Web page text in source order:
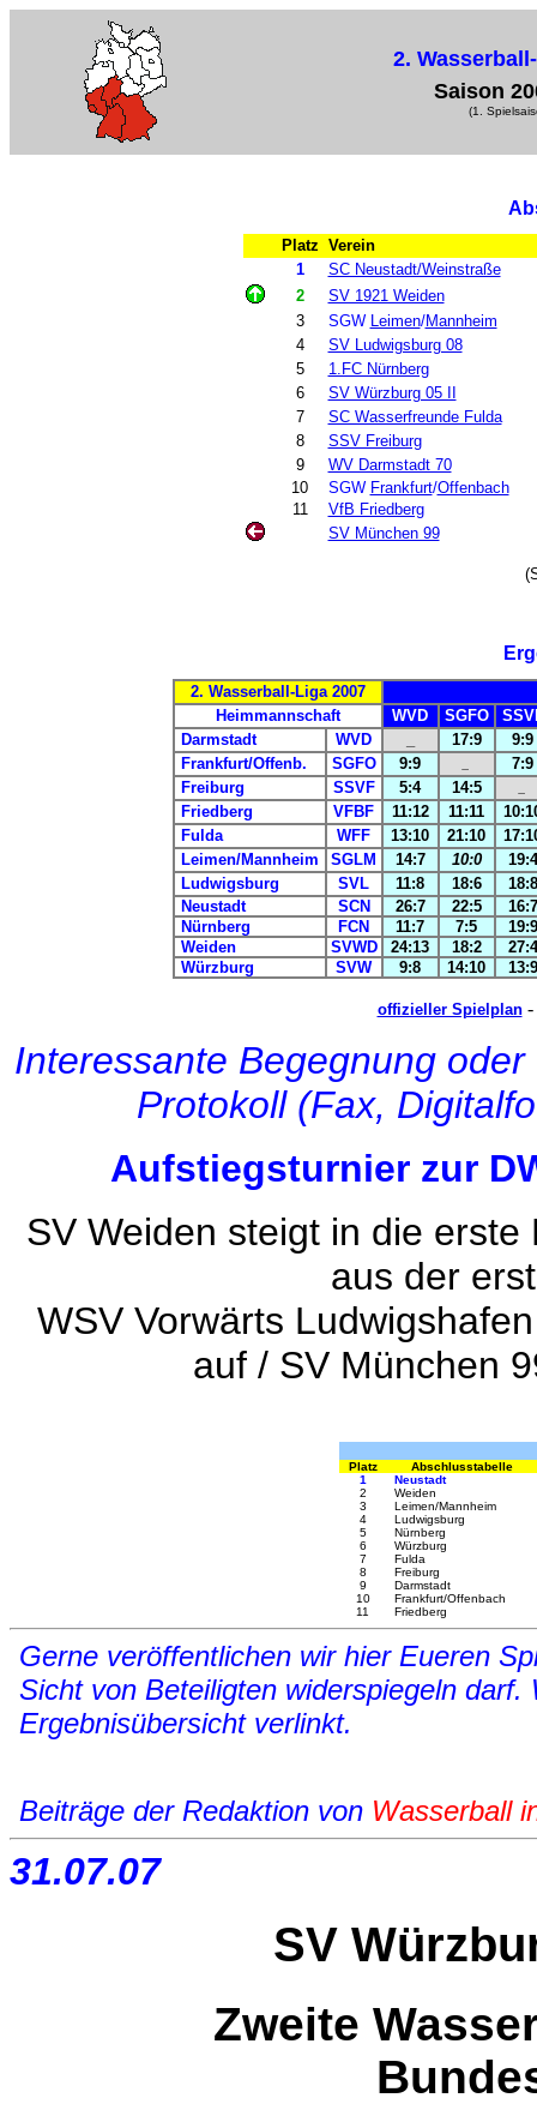
2.
Saison
(1.
Platz Verein
1
SC Neustadt/Weinstraße
2
SV 1921 Weiden
3
SGW Leimen/Mannheim
4
SV Ludwigsburg 08
5
1.FC Nürnberg
6
SV Würzburg 05 II
7
SC Wasserfreunde Fulda
8
SSV Freiburg
9
WV Darmstadt 70
10
SGW Frankfurt/Offenbach
11
VfB Friedberg
SV München 99
2. Wasserball-Liga 2007
Heimmannschaft
WVD SGFO
Darmstadt
WVD 17:9
9:9
Frankfurt/Offenb.
SGFO 9:9
7:9
Freiburg
SSVF 5:4 14:5
Friedberg VFBF 11:12 11:11
Fulda
WFF 13:10 21:10
Leimen/Mannheim
SGLM 14:7 10:0
19:4
Ludwigsburg
SVL 11:8 18:6
18:8
Neustadt
SCN 26:7 22:5
16:7
Nürnberg
FCN 11:7 7:5
19:9
Weiden
SVWD 24:13 18:2
27:4
Würzburg
SVW 9:8 14:10 13:9
offizieller Spielplan-
Interessante Begegnung
Protokoll (Fax,
Aufstiegsturnier zur
SV Weiden steigt in die erste
aus der
WSV Vorwärts
auf / SV München
Platz
Abschlusstabelle
1
Neustadt
2
Weiden
3
Leimen/Mannheim
4
Ludwigsburg
5
Nürnberg
6
Würzburg
7
Fulda
8
Freiburg
9
Darmstadt
10
Frankfurt/Offenbach
11
Friedberg
Gerne veröffentlichen wir hier Eueren
Sicht von Beteiligten widerspiegeln
Ergebnisübersicht verlinkt.
Beiträge der Redaktion von Wasserball
31.07.07
SV
Zweite